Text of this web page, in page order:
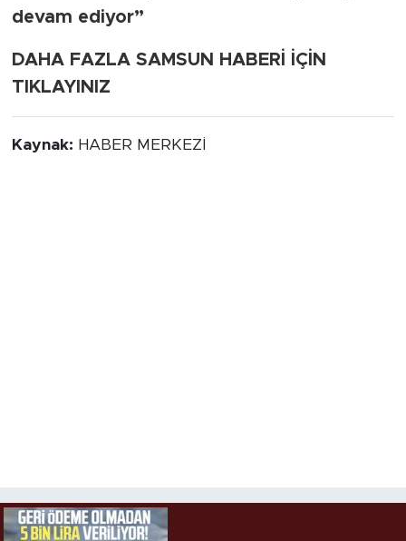
devam ediyor”
DAHA FAZLA SAMSUN HABERİ İÇİN
TIKLAYINIZ
Kaynak: HABER MERKEZİ